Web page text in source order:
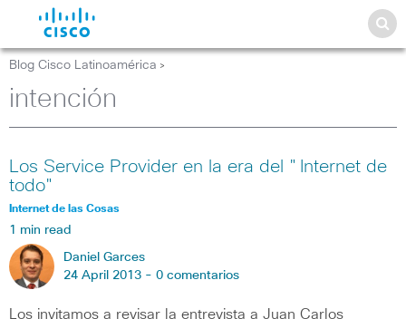
Blog Cisco Latinoamérica >
intención
Los Service Provider en la era del "Internet de
todo"
Internet de las Cosas
1 min read
Daniel Garces
24 April 2013 - 0 comentarios
Los invitamos a revisar la entrevista a Juan Carlos